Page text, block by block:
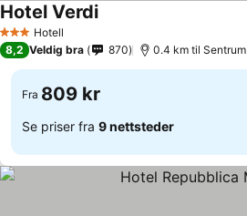
3 StjernerHotell
Hotel Verdi
8,2 Veldig bra 870 0.4 km til Sentrum
Fra 809 kr
Se priser fra 9 nettsteder